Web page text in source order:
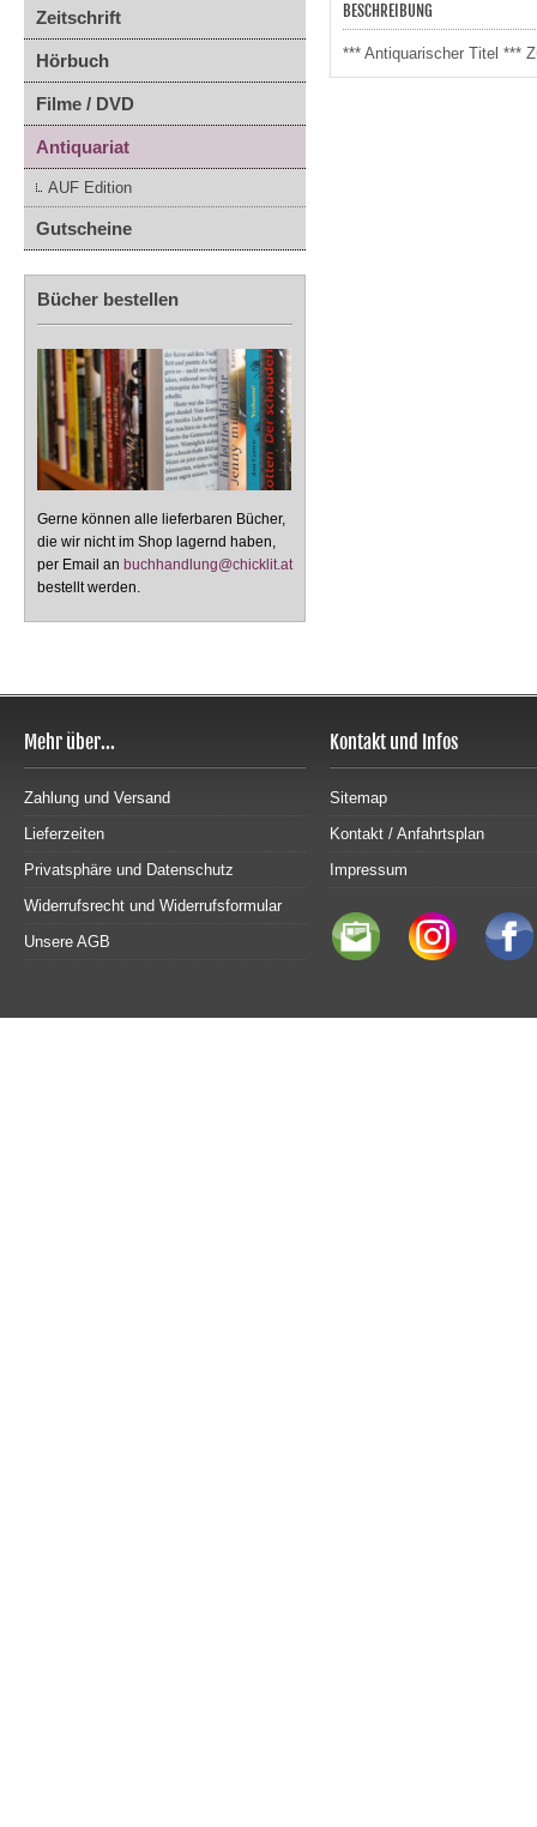
Zeitschrift
Hörbuch
Filme / DVD
Antiquariat
AUF Edition
Gutscheine
Bücher bestellen
Gerne können alle lieferbaren Bücher,
die wir nicht im Shop lagernd haben,
per Email an buchhandlung@chicklit.at
bestellt werden.
BESCHREIBUNG
*** Antiquarischer Titel ***
Mehr über...
Zahlung und Versand
Lieferzeiten
Privatsphäre und Datenschutz
Widerrufsrecht und Widerrufsformular
Unsere AGB
Kontakt und Infos
Sitemap
Kontakt / Anfahrtsplan
Impressum